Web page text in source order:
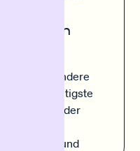
und andere
die sorgfältigste
Mit der
einfach und